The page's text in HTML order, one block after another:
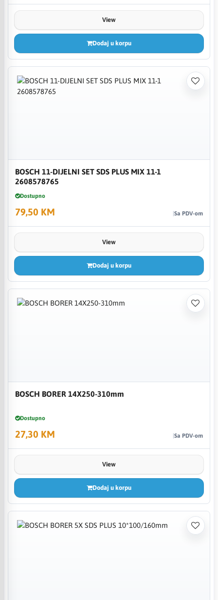
View
Dodaj u korpu
BOSCH 11-DIJELNI SET SDS PLUS MIX 11-1
2608578765
Dostupno
79,50 KM Sa PDV-om
View
Dodaj u korpu
BOSCH BORER 14X250-310mm
Dostupno
27,30 KM Sa PDV-om
View
Dodaj u korpu